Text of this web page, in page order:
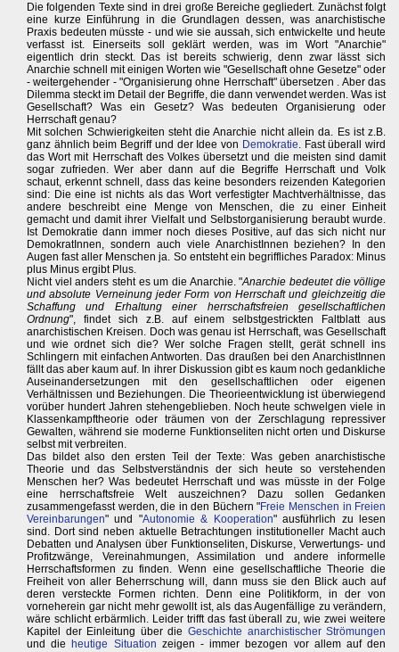
Die folgenden Texte sind in drei große Bereiche gegliedert. Zunächst folgt
eine kurze Einführung in die Grundlagen dessen, was anarchistische
Praxis bedeuten müsste - und wie sie aussah, sich entwickelte und heute
verfasst ist. Einerseits soll geklärt werden, was im Wort "Anarchie"
eigentlich drin steckt. Das ist bereits schwierig, denn zwar lässt sich
Anarchie schnell mit einigen Worten wie "Gesellschaft ohne Gesetze" oder
- weitergehender - "Organisierung ohne Herrschaft" übersetzen . Aber das
Dilemma steckt im Detail der Begriffe, die dann verwendet werden. Was ist
Gesellschaft? Was ein Gesetz? Was bedeuten Organisierung oder
Herrschaft genau?
Mit solchen Schwierigkeiten steht die Anarchie nicht allein da. Es ist z.B.
ganz ähnlich beim Begriff und der Idee von Demokratie. Fast überall wird
das Wort mit Herrschaft des Volkes übersetzt und die meisten sind damit
sogar zufrieden. Wer aber dann auf die Begriffe Herrschaft und Volk
schaut, erkennt schnell, dass das keine besonders reizenden Kategorien
sind: Die eine ist nichts als das Wort verfestigter Machtverhältnisse, das
andere beschreibt eine Menge von Menschen, die zu einer Einheit
gemacht und damit ihrer Vielfalt und Selbstorganisierung beraubt wurde.
Ist Demokratie dann immer noch dieses Positive, auf das sich nicht nur
DemokratInnen, sondern auch viele AnarchistInnen beziehen? In den
Augen fast aller Menschen ja. So entsteht ein begriffliches Paradox: Minus
plus Minus ergibt Plus.
Nicht viel anders steht es um die Anarchie. "Anarchie bedeutet die völlige
und absolute Verneinung jeder Form von Herrschaft und gleichzeitig die
Schaffung und Erhaltung einer herrschaftsfreien gesellschaftlichen
Ordnung", findet sich z.B. auf einem selbstgestrickten Faltblatt aus
anarchistischen Kreisen. Doch was genau ist Herrschaft, was Gesellschaft
und wie ordnet sich die? Wer solche Fragen stellt, gerät schnell ins
Schlingern mit einfachen Antworten. Das draußen bei den AnarchistInnen
fällt das aber kaum auf. In ihrer Diskussion gibt es kaum noch gedankliche
Auseinandersetzungen mit den gesellschaftlichen oder eigenen
Verhältnissen und Beziehungen. Die Theorieentwicklung ist überwiegend
vorüber hundert Jahren stehengeblieben. Noch heute schwelgen viele in
Klassenkampftheorie oder träumen von der Zerschlagung repressiver
Gewalten, während sie moderne Funktionseliten nicht orten und Diskurse
selbst mit verbreiten.
Das bildet also den ersten Teil der Texte: Was geben anarchistische
Theorie und das Selbstverständnis der sich heute so verstehenden
Menschen her? Was bedeutet Herrschaft und was müsste in der Folge
eine herrschaftsfreie Welt auszeichnen? Dazu sollen Gedanken
zusammengefasst werden, die in den Büchern "Freie Menschen in Freien
Vereinbarungen" und "Autonomie & Kooperation" ausführlich zu lesen
sind. Dort sind neben aktuelle Betrachtungen institutioneller Macht auch
Debatten und Analysen über Funktionseliten, Diskurse, Verwertungs- und
Profitzwänge, Vereinahmungen, Assimilation und andere informelle
Herrschaftsformen zu finden. Wenn eine gesellschaftliche Theorie die
Freiheit von aller Beherrschung will, dann muss sie den Blick auch auf
deren versteckte Formen richten. Denn eine Politikform, in der von
vorneherein gar nicht mehr gewollt ist, als das Augenfällige zu verändern,
wäre schlicht erbärmlich. Leider trifft das fast überall zu, wie zwei weitere
Kapitel der Einleitung über die Geschichte anarchistischer Strömungen
und die
heutige Situation zeigen - immer bezogen vor allem auf den